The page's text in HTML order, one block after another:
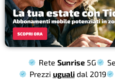
Rete Sunrise 5G
Prezzi ugualidal 2019